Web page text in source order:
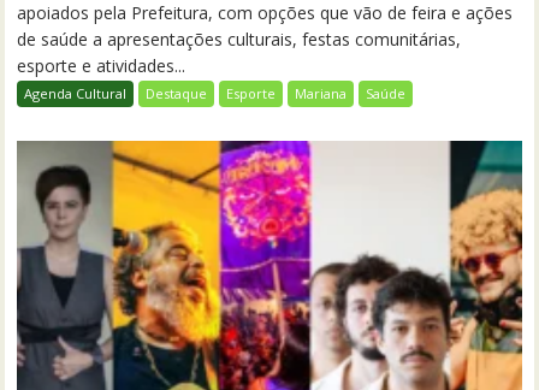
apoiados pela Prefeitura, com opções que vão de feira e ações
de saúde a apresentações culturais, festas comunitárias,
esporte e atividades...
Agenda Cultural Destaque Esporte Mariana Saúde